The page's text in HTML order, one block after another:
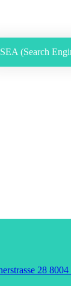
SEA (Search
28